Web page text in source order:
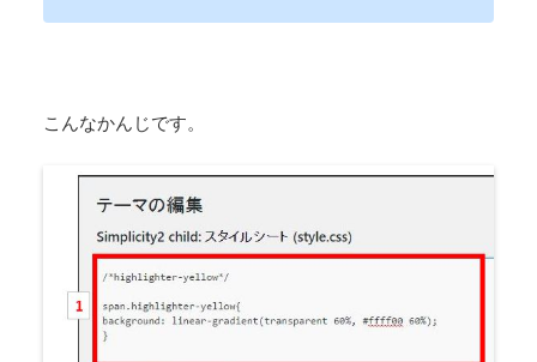
こんなかんじです。